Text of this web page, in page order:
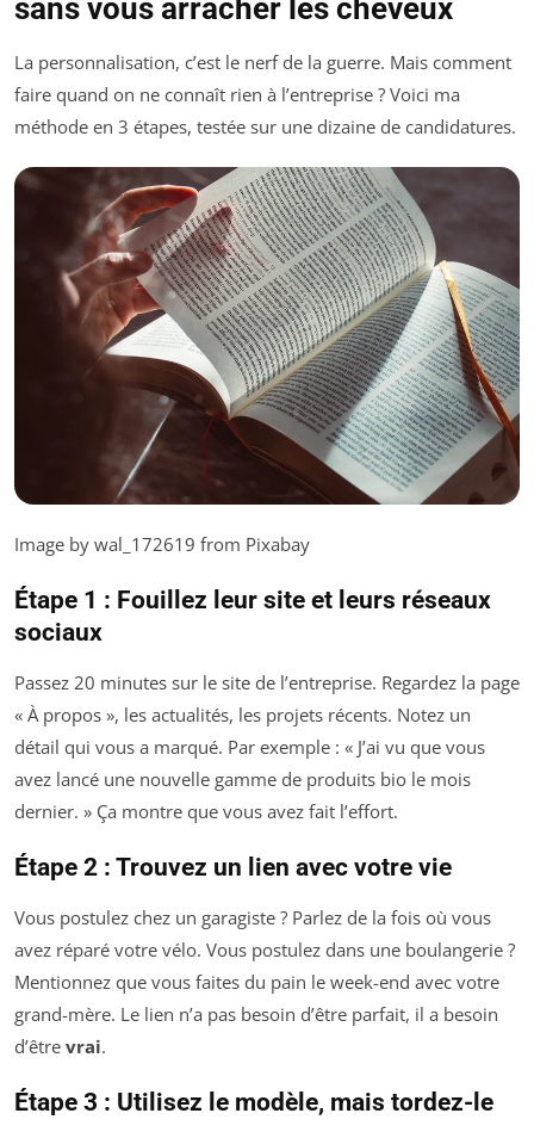
sans vous arracher les cheveux
La personnalisation, c’est le nerf de la guerre. Mais comment
faire quand on ne connaît rien à l’entreprise ? Voici ma
méthode en 3 étapes, testée sur une dizaine de candidatures.
Image by wal_172619 from Pixabay
Étape 1 : Fouillez leur site et leurs réseaux
sociaux
Passez 20 minutes sur le site de l’entreprise. Regardez la page
« À propos », les actualités, les projets récents. Notez un
détail qui vous a marqué. Par exemple : « J’ai vu que vous
avez lancé une nouvelle gamme de produits bio le mois
dernier. » Ça montre que vous avez fait l’effort.
Étape 2 : Trouvez un lien avec votre vie
Vous postulez chez un garagiste ? Parlez de la fois où vous
avez réparé votre vélo. Vous postulez dans une boulangerie ?
Mentionnez que vous faites du pain le week-end avec votre
grand-mère. Le lien n’a pas besoin d’être parfait, il a besoin
d’être vrai.
Étape 3 : Utilisez le modèle, mais tordez-le